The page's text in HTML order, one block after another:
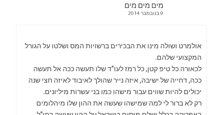
מים מים מים
9 בנובמבר 2014
אולמרט ושולה מינו את הבכירים ברשויות המס ושלטו על הגורל
המקצועי שלהם.
לכאורה כל טיפ קטן, כל רמז לעו"ד שלו תעשה ככה אל תעשה
ככה, דחייה של ישיבה, איזה נייר שהולך לאיבוד לאיזה חצי שנה
יכולים להיות שווים עבור מישהו כמו בני עשרות מיליונים.
רק לא ברור לי למה שמישהו שעשה את ההון שלו מיהלומים